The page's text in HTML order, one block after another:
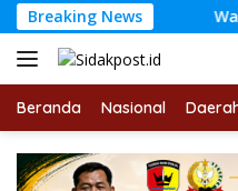
Langsung
ke
konten
Breaking News
Bendera
Beranda Nasional